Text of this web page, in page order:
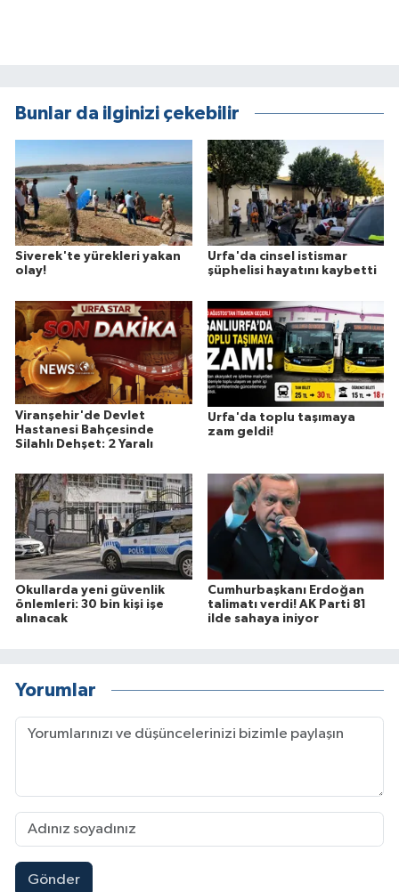
Bunlar da ilginizi çekebilir
Siverek'te yürekleri yakan
olay!
Urfa'da cinsel istismar
şüphelisi hayatını kaybetti
Viranşehir'de Devlet
Hastanesi Bahçesinde
Silahlı Dehşet: 2 Yaralı
Urfa'da toplu taşımaya
zam geldi!
Okullarda yeni güvenlik
önlemleri: 30 bin kişi işe
alınacak
Cumhurbaşkanı Erdoğan
talimatı verdi! AK Parti 81
ilde sahaya iniyor
Yorumlar
Gönder